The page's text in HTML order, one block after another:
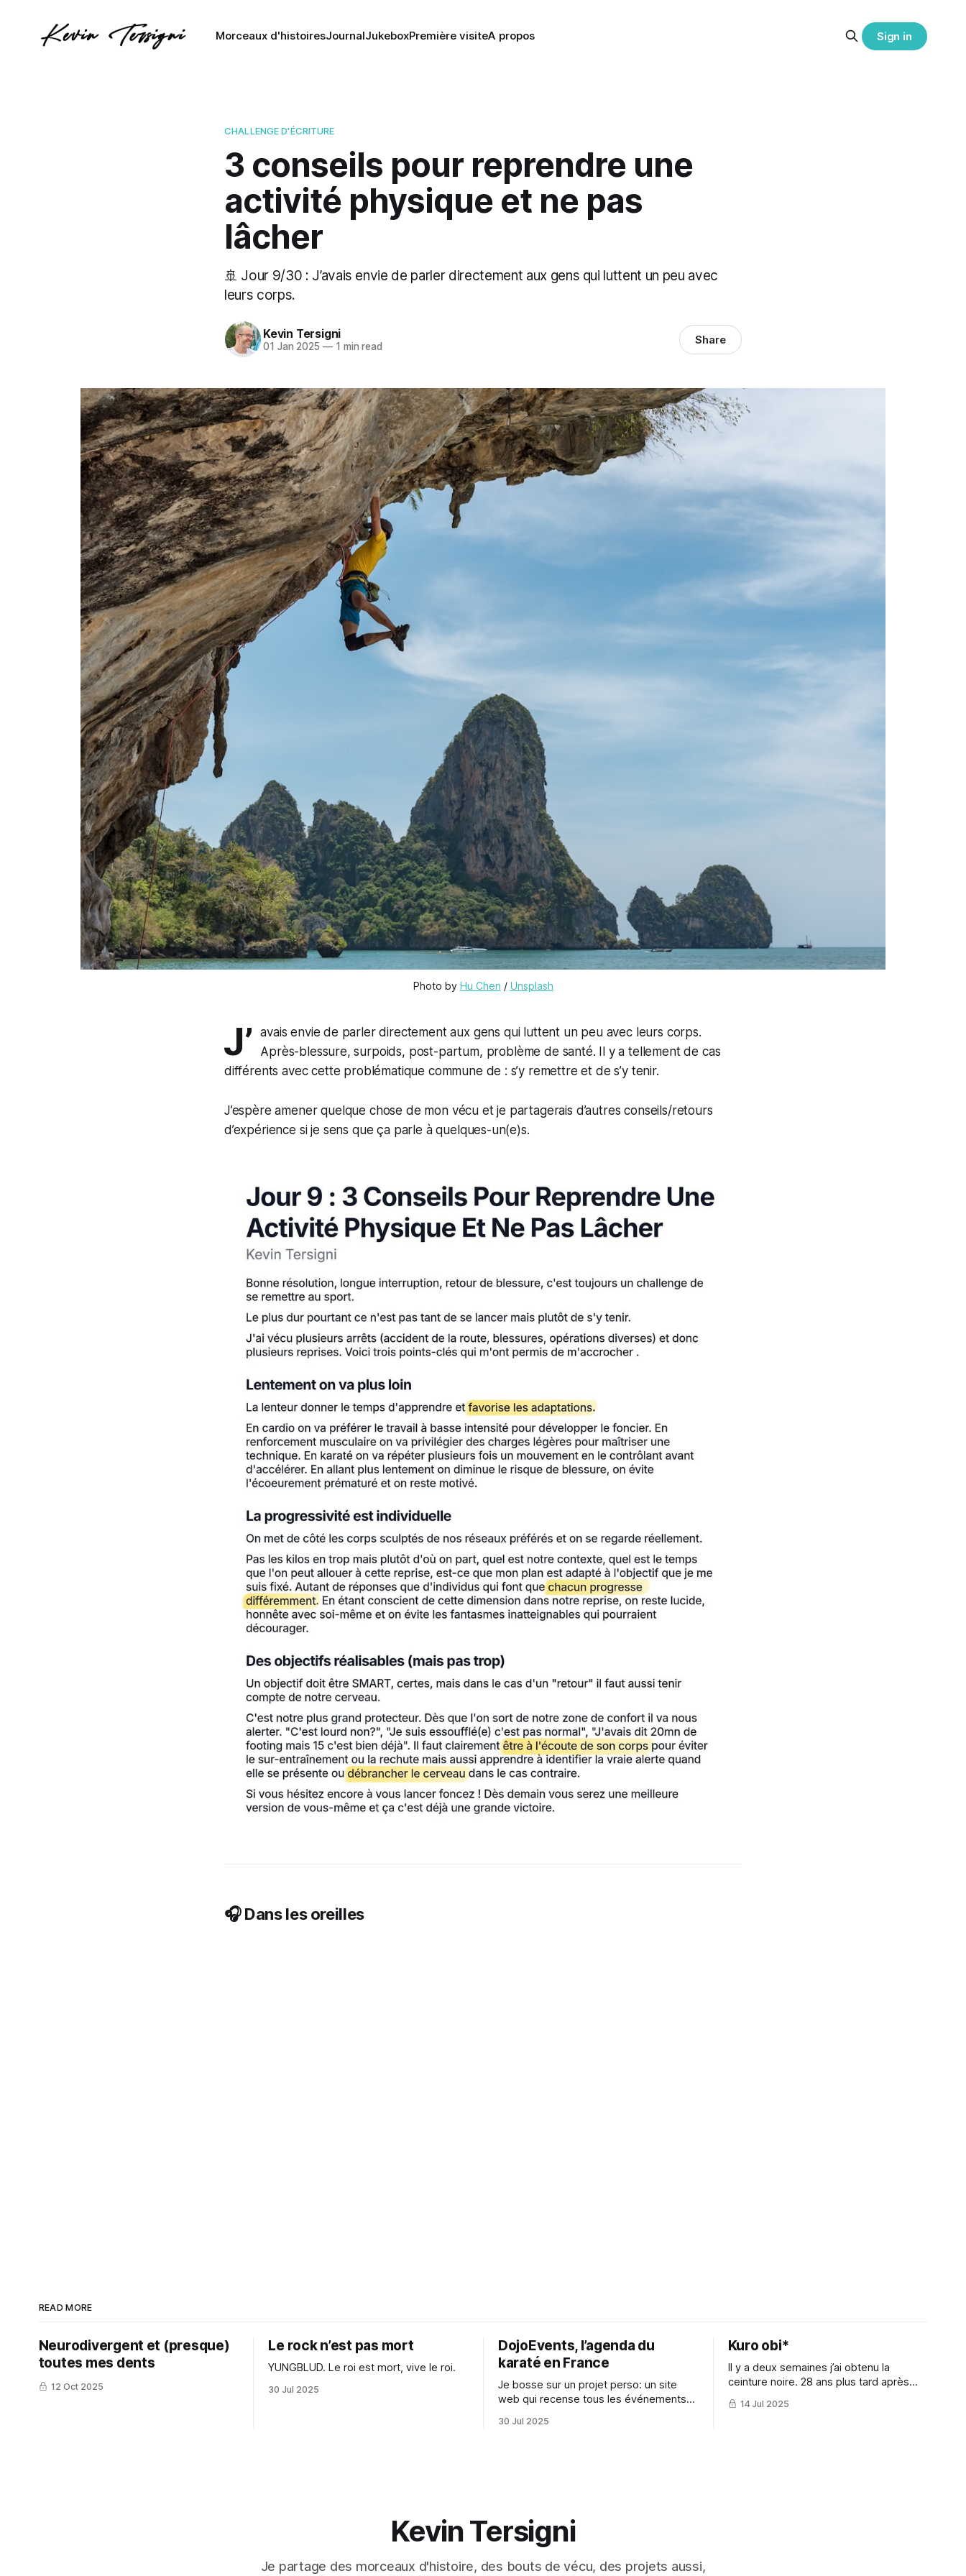
Morceaux d'histoiresJournalJukeboxPremière visiteA propos Sign in
CHALLENGE D'ÉCRITURE
3 conseils pour reprendre une
activité physique et ne pas
lâcher
🚢 Jour 9/30 : J’avais envie de parler directement aux gens qui luttent un peu avec
leurs corps.
Kevin Tersigni
01 Jan 2025 —1 min read Share
Photo by Hu Chen / Unsplash
J’
avais envie de parler directement aux gens qui luttent un peu avec leurs corps.
Après-blessure, surpoids, post-partum, problème de santé. Il y a tellement de cas
différents avec cette problématique commune de : s’y remettre et de s’y tenir.
J’espère amener quelque chose de mon vécu et je partagerais d’autres conseils/retours
d’expérience si je sens que ça parle à quelques-un(e)s.
🎧 Dans les oreilles
READ MORE
Neurodivergent et (presque)
toutes mes dents
12 Oct 2025
Le rock n’est pas mort
YUNGBLUD. Le roi est mort, vive le roi.
30 Jul 2025
DojoEvents, l’agenda du
karaté en France
Je bosse sur un projet perso: un site
web qui recense tous les événements
30 Jul 2025
Kuro obi*
Il y a deux semaines j’ai obtenu la
ceinture noire. 28 ans plus tard après
avoir enfilé une dernière fois un karate-
gi dans ma vie d’ado.
14 Jul 2025
Kevin Tersigni
Je partage des morceaux d'histoire, des bouts de vécu, des projets aussi,